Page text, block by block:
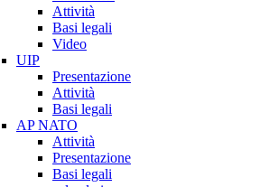
Attività
Basi legali
Video
UIP
Presentazione
Attività
Basi legali
AP NATO
Attività
Presentazione
Basi legali